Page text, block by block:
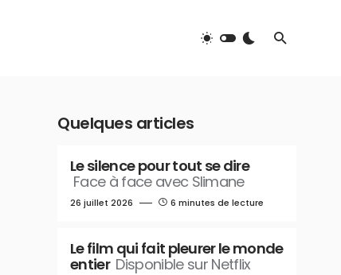
Quelques articles
Le silence pour tout se dire
Face à face avec Slimane
26 juillet 2026 6 minutes de lecture
Le film qui fait pleurer le monde
entier Disponible sur Netflix